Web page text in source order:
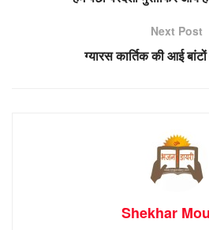
Next Post
ग्यारस कार्तिक की आई
Shekhar